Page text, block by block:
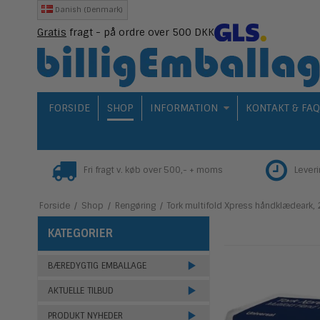
Danish (Denmark)
Gratis fragt - på ordre over 500 DKK
FORSIDE SHOP INFORMATION KONTAKT & FAQ
Fri fragt v. køb over 500,- + moms
Forside / Shop / Rengøring / Tork multifold Xpress håndklædeark,
KATEGORIER
BÆREDYGTIG EMBALLAGE
AKTUELLE TILBUD
PRODUKT NYHEDER